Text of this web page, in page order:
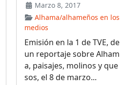
Marzo 8, 2017
Alhama/alhameños en los
medios
Emisión en la 1 de TVE, de
un reportaje sobre Alham
a, paisajes, molinos y que
sos, el 8 de marzo...